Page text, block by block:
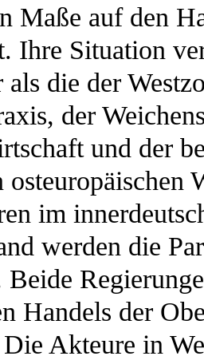
Maße auf den
Ihre Situation
als die der
der
und der
osteuropäischen
im
werden die
Handels der
Akteure in